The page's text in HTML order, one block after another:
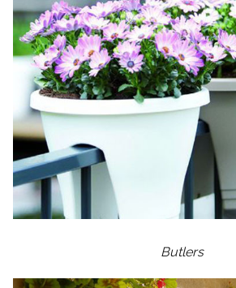
Butlers